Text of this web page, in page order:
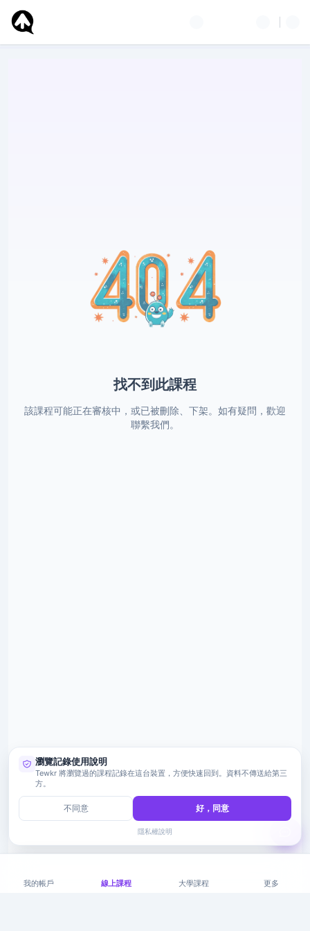
找不到此課程
該課程可能正在審核中，或已被刪除、下架。如有疑問，歡迎
聯繫我們。
我的帳戶 線上課程 大學課程 更多
瀏覽記錄使用說明
Tewkr 將瀏覽過的課程記錄在這台裝置，方便快速回到。資料不傳送給第三
方。
不同意 好，同意
隱私權說明